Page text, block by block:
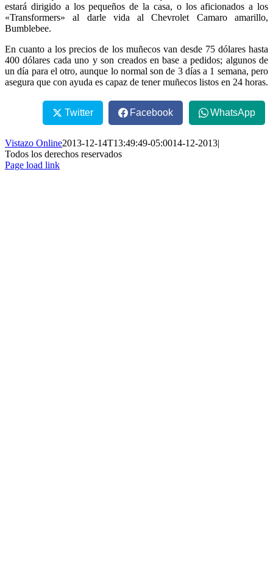
estará dirigido a los pequeños de la casa, o los aficionados a los
«Transformers» al darle vida al Chevrolet Camaro amarillo,
Bumblebee.
En cuanto a los precios de los muñecos van desde 75 dólares hasta
400 dólares cada uno y son creados en base a pedidos; algunos de
un día para el otro, aunque lo normal son de 3 días a 1 semana, pero
asegura que con ayuda es capaz de tener muñecos listos en 24 horas.
Twitter Facebook WhatsApp
Vistazo Online2013-12-14T13:49:49-05:0014-12-2013|
Todos los derechos reservados
Page load link